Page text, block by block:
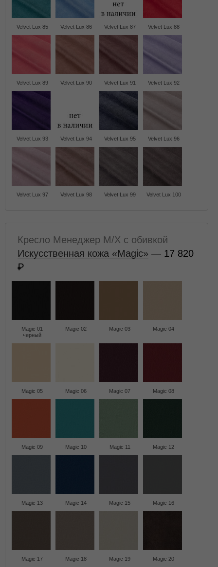
Velvet Lux 85 Velvet Lux 86 Velvet Lux 87 Velvet Lux 88
Velvet Lux 89 Velvet Lux 90 Velvet Lux 91 Velvet Lux 92
Velvet Lux 93 Velvet Lux 94 Velvet Lux 95 Velvet Lux 96
Velvet Lux 97 Velvet Lux 98 Velvet Lux 99 Velvet Lux 100
Кресло Менеджер M/X с обивкой
Искусственная кожа «Magic» — 17 820
Magic 01
черный
Magic 02 Magic 03 Magic 04
Magic 05 Magic 06 Magic 07 Magic 08
Magic 09 Magic 10 Magic 11 Magic 12
Magic 13 Magic 14 Magic 15 Magic 16
Magic 17 Magic 18 Magic 19 Magic 20